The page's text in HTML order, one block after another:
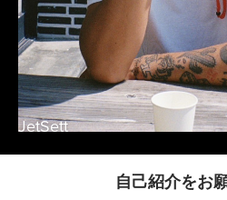
JetSett
自己紹介をお